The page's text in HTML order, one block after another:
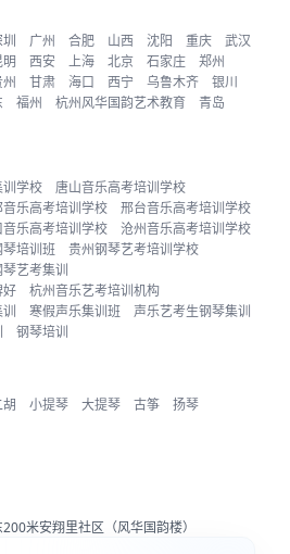
广州 合肥 山西 沈阳 重庆
武汉
明 西安 上海 北京 石家庄
郑州
甘肃 海口 西宁 乌鲁木齐
银川
福州 杭州风华国韵艺术教育
青岛
学校
唐山音乐高考培训学校
音乐高考培训学校
邢台音乐高考培训学校
音乐高考培训学校
沧州音乐高考培训学校
培训班
贵州钢琴艺考培训学校
艺考集训
好
杭州音乐艺考培训机构
寒假声乐集训班
声乐艺考生钢琴集训
钢琴培训
小提琴 大提琴 古筝 扬琴
米安翔里社区（风华国韵楼）